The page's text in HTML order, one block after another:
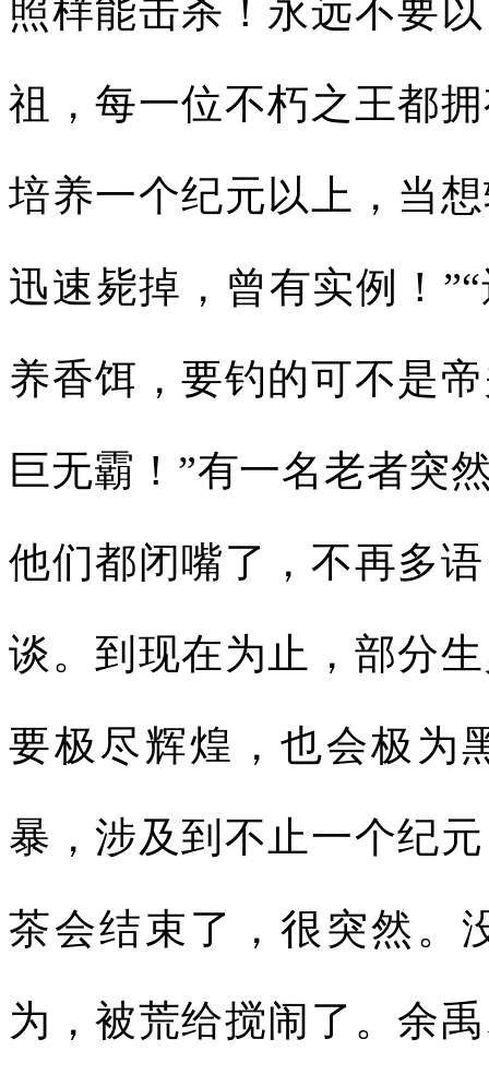
照样能击杀！永远不要
祖，每一位不朽之王都
培养一个纪元以上，当
迅速毙掉，曾有实例！
养香饵，要钓的可不是
巨无霸！”有一名老者突
他们都闭嘴了，不再多
谈。到现在为止，部分
要极尽辉煌，也会极为
暴，涉及到不止一个纪
茶会结束了，很突然。
为，被荒给搅闹了。余